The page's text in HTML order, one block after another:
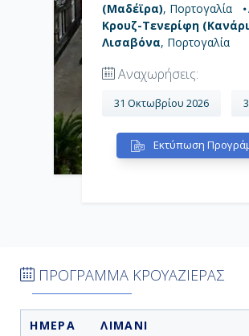
(Μαδέϊρα), Πορτογαλία
Κρουζ-Τενερίφη
Λισαβόνα, Πορτογαλία
Αναχωρήσεις:
31 Οκτωβρίου 2026
Εκτύπωση
ΠΡΟΓΡΑΜΜΑ ΚΡΟΥΑΖΙΕΡΑΣ
ΗΜΕΡΑ ΛΙΜΑΝΙ